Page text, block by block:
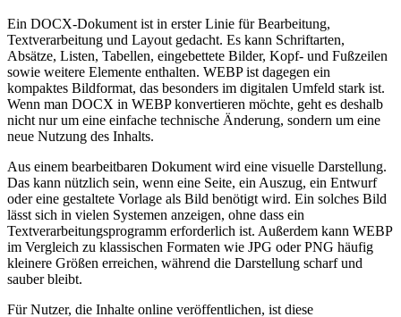
Ein DOCX-Dokument ist in erster Linie für Bearbeitung,
Textverarbeitung und Layout gedacht. Es kann Schriftarten,
Absätze, Listen, Tabellen, eingebettete Bilder, Kopf- und Fußzeilen
sowie weitere Elemente enthalten. WEBP ist dagegen ein
kompaktes Bildformat, das besonders im digitalen Umfeld stark ist.
Wenn man DOCX in WEBP konvertieren möchte, geht es deshalb
nicht nur um eine einfache technische Änderung, sondern um eine
neue Nutzung des Inhalts.
Aus einem bearbeitbaren Dokument wird eine visuelle Darstellung.
Das kann nützlich sein, wenn eine Seite, ein Auszug, ein Entwurf
oder eine gestaltete Vorlage als Bild benötigt wird. Ein solches Bild
lässt sich in vielen Systemen anzeigen, ohne dass ein
Textverarbeitungsprogramm erforderlich ist. Außerdem kann WEBP
im Vergleich zu klassischen Formaten wie JPG oder PNG häufig
kleinere Größen erreichen, während die Darstellung scharf und
sauber bleibt.
Für Nutzer, die Inhalte online veröffentlichen, ist diese